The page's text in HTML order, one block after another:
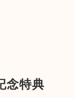
念特典